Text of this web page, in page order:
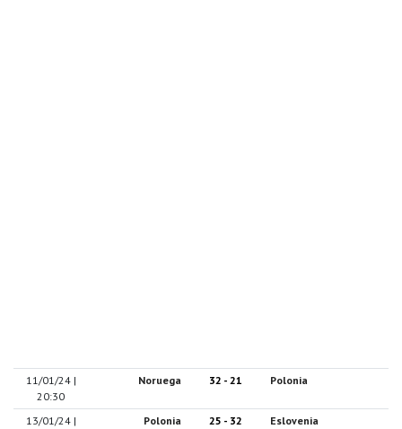
11/01/24 |
20:30
Noruega 32 - 21 Polonia
13/01/24 |
Polonia 25 - 32 Eslovenia